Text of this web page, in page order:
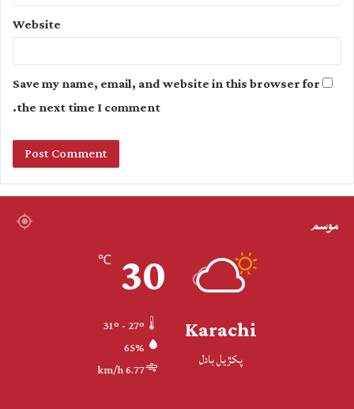
Website
Save my name, email, and website in this browser for
the next time I comment.
موسم
Karachi
پکڙيل بادل
30
℃
65%
6.77 km/h